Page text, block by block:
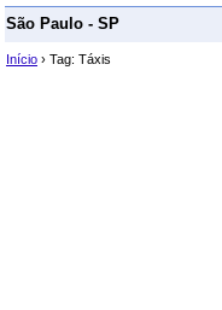
São Paulo - SP
Início › Tag: Táxis